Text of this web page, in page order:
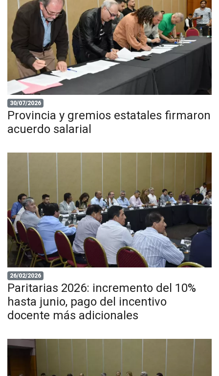
30/07/2026
Provincia y gremios estatales firmaron
acuerdo salarial
26/02/2026
Paritarias 2026: incremento del 10%
hasta junio, pago del incentivo
docente más adicionales